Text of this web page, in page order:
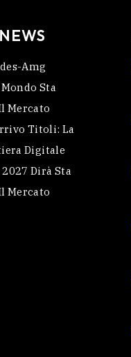
Amg
Sta
Mercato
Titoli: La
Digitale
Dirà Sta
Mercato